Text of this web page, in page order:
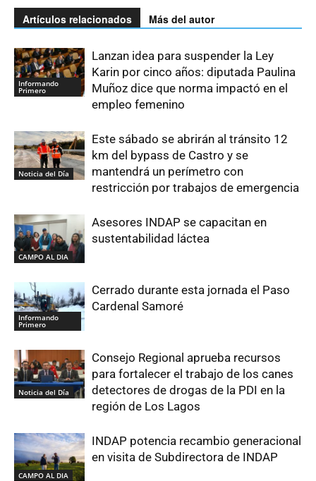
Artículos relacionados Más del autor
Informando
Primero
Lanzan idea para suspender la Ley
Karin por cinco años: diputada Paulina
Muñoz dice que norma impactó en el
empleo femenino
Noticia del Día
Este sábado se abrirán al tránsito 12
km del bypass de Castro y se
mantendrá un perímetro con
restricción por trabajos de emergencia
CAMPO AL DIA
Asesores INDAP se capacitan en
sustentabilidad láctea
Informando
Primero
Cerrado durante esta jornada el Paso
Cardenal Samoré
Noticia del Día
Consejo Regional aprueba recursos
para fortalecer el trabajo de los canes
detectores de drogas de la PDI en la
región de Los Lagos
CAMPO AL DIA
INDAP potencia recambio generacional
en visita de Subdirectora de INDAP